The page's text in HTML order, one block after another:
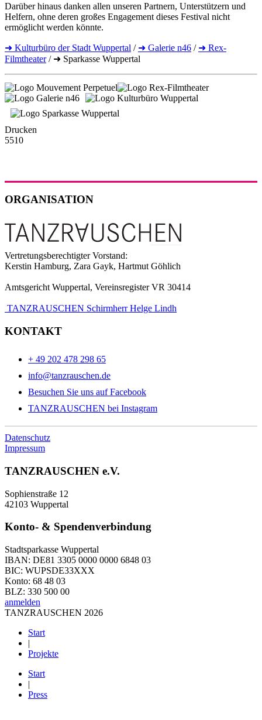
Darüber hinaus danken allen unseren Partnern, Unterstützern und
Helfern, ohne deren großes Engagement dieses Festival nicht
ermöglicht werden könnte.
➜ Kulturbüro der Stadt Wuppertal / ➜ Galerie n46 / ➜ Rex-
Filmtheater/ ➜ Sparkasse Wuppertal
Drucken
5510
ORGANISATION
Vertretungsberechtigter Vorstand:
Kerstin Hamburg, Zara Gayk, Hartmut Göhlich
Amtsgericht Wuppertal, Vereinsregister VR 30414
TANZRAUSCHEN Schirmherr Helge Lindh
KONTAKT
+ 49 202 478 298 65
info@tanzrauschen.de
Besuchen Sie uns auf Facebook
TANZRAUSCHEN bei Instagram
Datenschutz
Impressum
TANZRAUSCHEN e.V.
Sophienstraße 12
42103 Wuppertal
Konto- & Spendenverbindung
Stadtsparkasse Wuppertal
IBAN: DE81 3305 0000 0000 6848 03
BIC: WUPSDE33XXX
Konto: 68 48 03
BLZ: 330 500 00
anmelden
TANZRAUSCHEN 2026
Start
|
Projekte
Start
|
Press